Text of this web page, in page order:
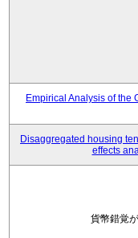
Empirical Analysis of the
Disaggregated housing
effects
貨幣錯覚